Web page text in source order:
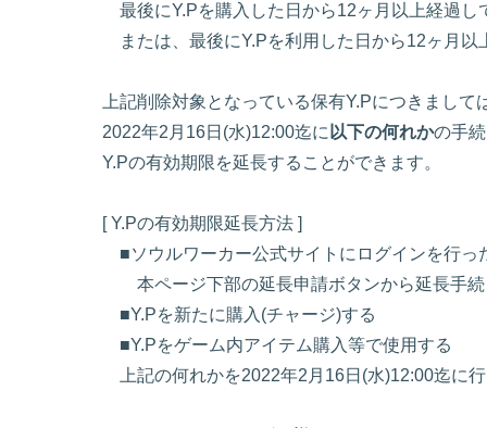
最後にY.Pを購入した日から12ヶ月以上経過し
または、最後にY.Pを利用した日から12ヶ月以
上記削除対象となっている保有Y.Pにつきまして
2022年2月16日(水)12:00迄に 以下の何れかの手
Y.Pの有効期限を延長することができます。
[ Y.Pの有効期限延長方法 ]
■ソウルワーカー公式サイトにログインを行っ
本ページ下部の延長申請ボタンから延長手続
■Y.Pを新たに購入(チャージ)する
■Y.Pをゲーム内アイテム購入等で使用する
上記の何れかを2022年2月16日(水)12:00迄に